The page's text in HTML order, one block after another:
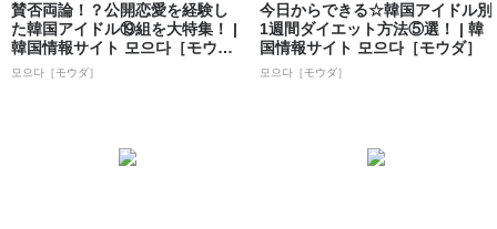
賛否両論！？公開恋愛を経験し
た韓国アイドル⑲組を大特集！ |
韓国情報サイト 모으다［モウ
ダ］
모으다［モウダ］
今日からできる☆韓国アイドル別
1週間ダイエット方法⑤選！ | 韓
国情報サイト 모으다［モウダ］
모으다［モウダ］